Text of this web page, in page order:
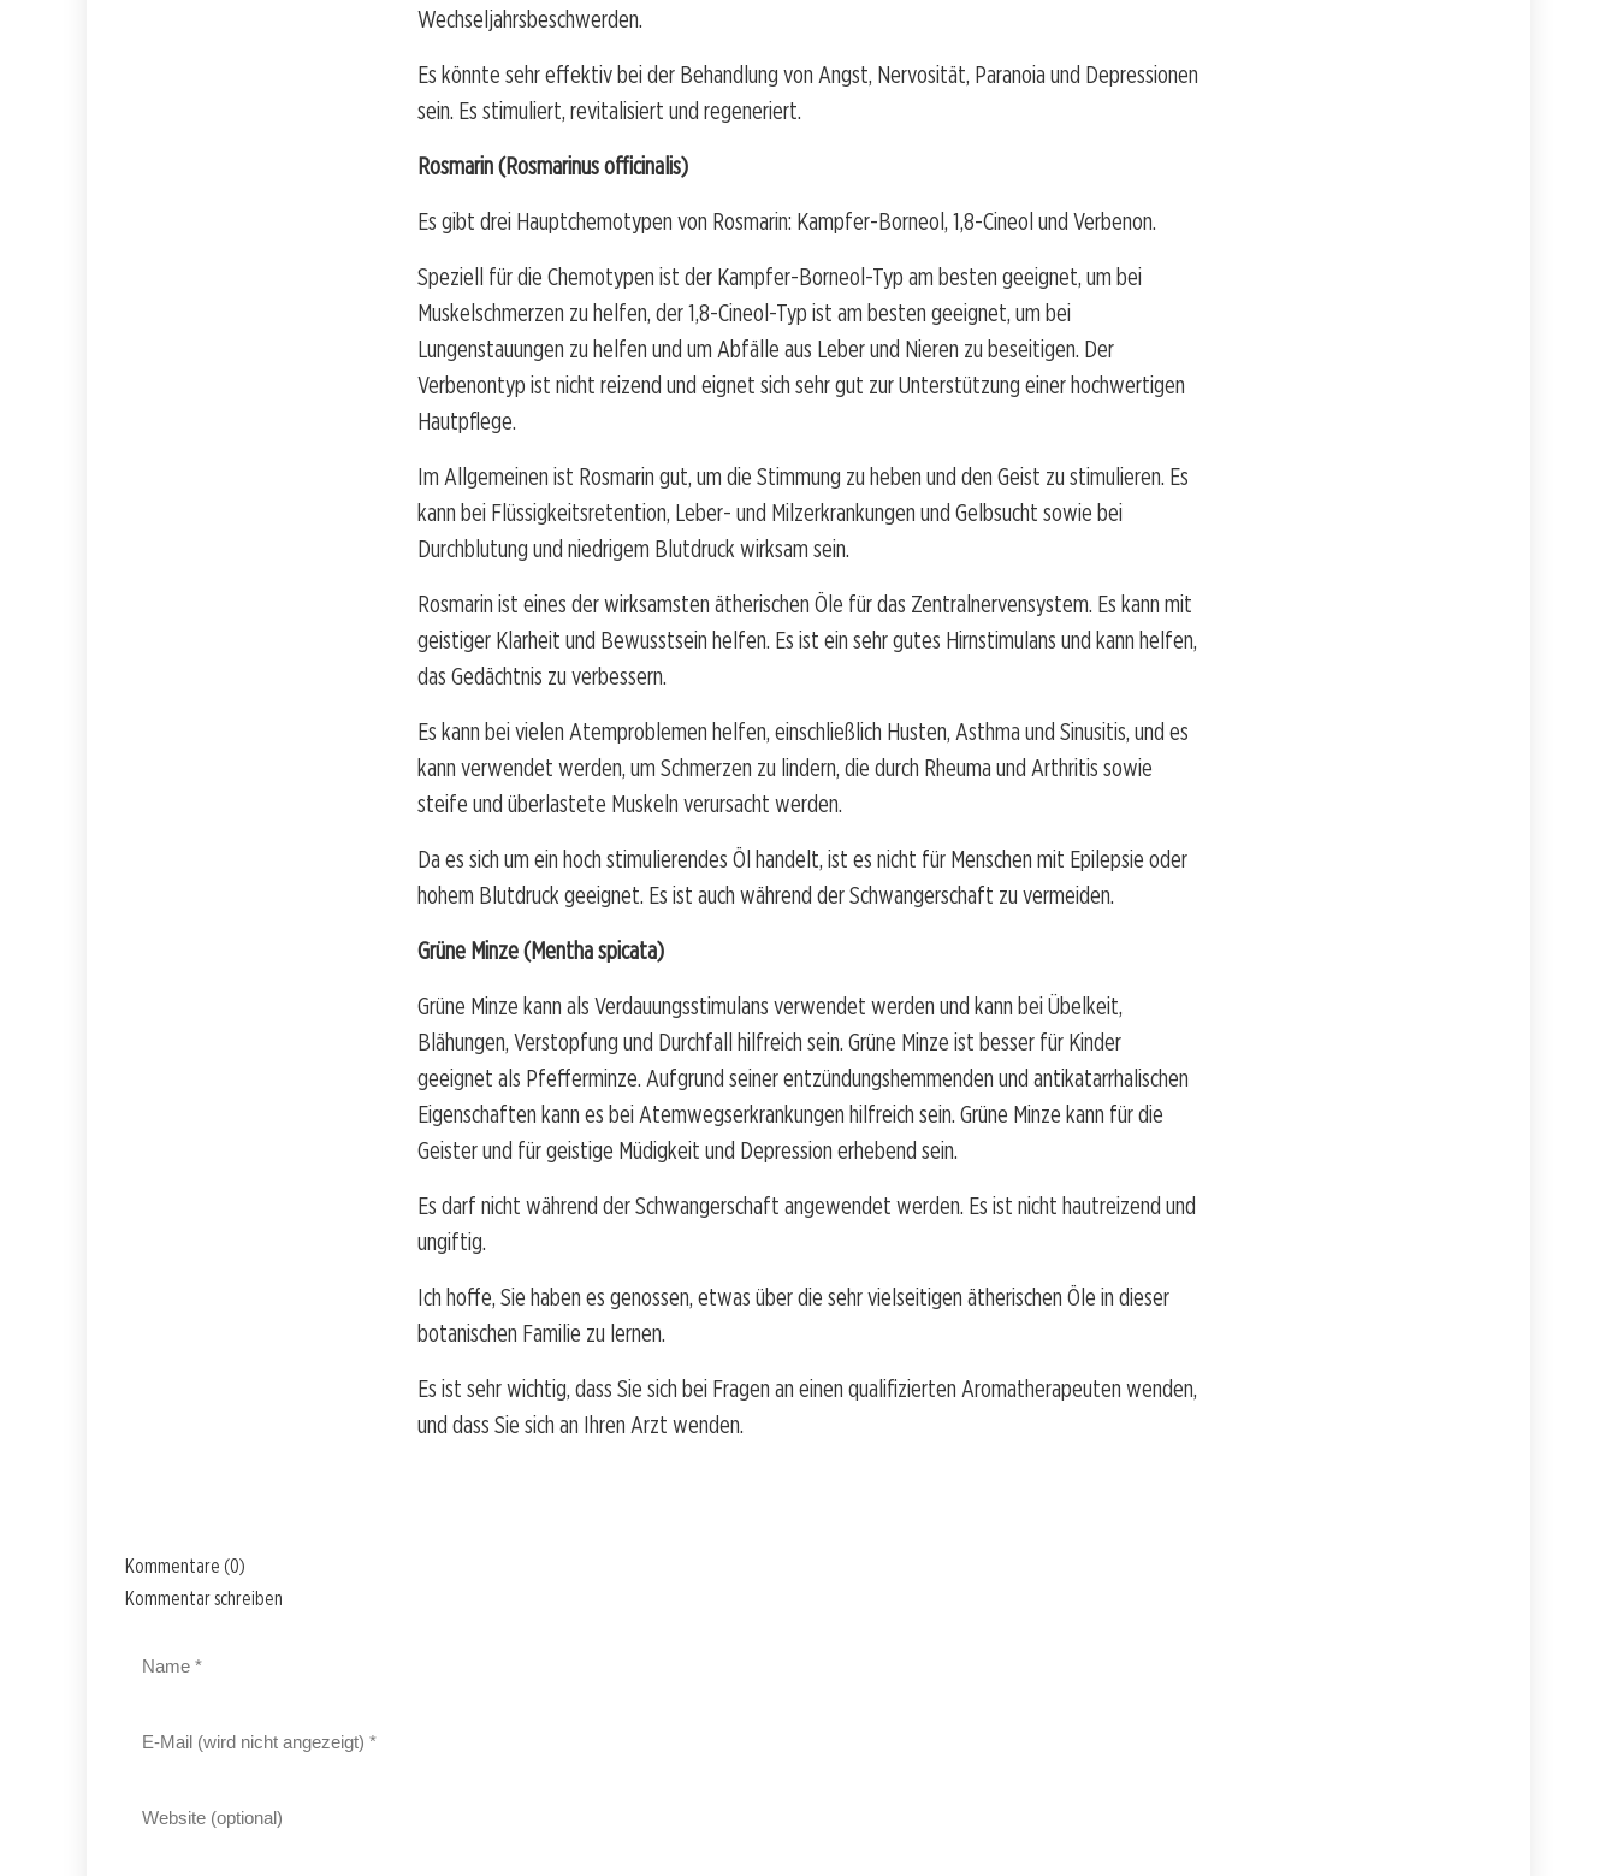
Wechseljahrsbeschwerden.
Es könnte sehr effektiv bei der Behandlung von Angst, Nervosität, Paranoia und Depressionen
sein. Es stimuliert, revitalisiert und regeneriert.
Rosmarin (Rosmarinus officinalis)
Es gibt drei Hauptchemotypen von Rosmarin: Kampfer-Borneol, 1,8-Cineol und Verbenon.
Speziell für die Chemotypen ist der Kampfer-Borneol-Typ am besten geeignet, um bei
Muskelschmerzen zu helfen, der 1,8-Cineol-Typ ist am besten geeignet, um bei
Lungenstauungen zu helfen und um Abfälle aus Leber und Nieren zu beseitigen. Der
Verbenontyp ist nicht reizend und eignet sich sehr gut zur Unterstützung einer hochwertigen
Hautpflege.
Im Allgemeinen ist Rosmarin gut, um die Stimmung zu heben und den Geist zu stimulieren. Es
kann bei Flüssigkeitsretention, Leber- und Milzerkrankungen und Gelbsucht sowie bei
Durchblutung und niedrigem Blutdruck wirksam sein.
Rosmarin ist eines der wirksamsten ätherischen Öle für das Zentralnervensystem. Es kann mit
geistiger Klarheit und Bewusstsein helfen. Es ist ein sehr gutes Hirnstimulans und kann helfen,
das Gedächtnis zu verbessern.
Es kann bei vielen Atemproblemen helfen, einschließlich Husten, Asthma und Sinusitis, und es
kann verwendet werden, um Schmerzen zu lindern, die durch Rheuma und Arthritis sowie
steife und überlastete Muskeln verursacht werden.
Da es sich um ein hoch stimulierendes Öl handelt, ist es nicht für Menschen mit Epilepsie oder
hohem Blutdruck geeignet. Es ist auch während der Schwangerschaft zu vermeiden.
Grüne Minze (Mentha spicata)
Grüne Minze kann als Verdauungsstimulans verwendet werden und kann bei Übelkeit,
Blähungen, Verstopfung und Durchfall hilfreich sein. Grüne Minze ist besser für Kinder
geeignet als Pfefferminze. Aufgrund seiner entzündungshemmenden und antikatarrhalischen
Eigenschaften kann es bei Atemwegserkrankungen hilfreich sein. Grüne Minze kann für die
Geister und für geistige Müdigkeit und Depression erhebend sein.
Es darf nicht während der Schwangerschaft angewendet werden. Es ist nicht hautreizend und
ungiftig.
Ich hoffe, Sie haben es genossen, etwas über die sehr vielseitigen ätherischen Öle in dieser
botanischen Familie zu lernen.
Es ist sehr wichtig, dass Sie sich bei Fragen an einen qualifizierten Aromatherapeuten wenden,
und dass Sie sich an Ihren Arzt wenden.
Kommentare (0)
Kommentar schreiben